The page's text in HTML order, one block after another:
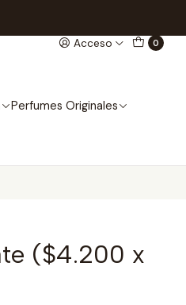
Acceso 0
Perfumes Originales
($4.200 x